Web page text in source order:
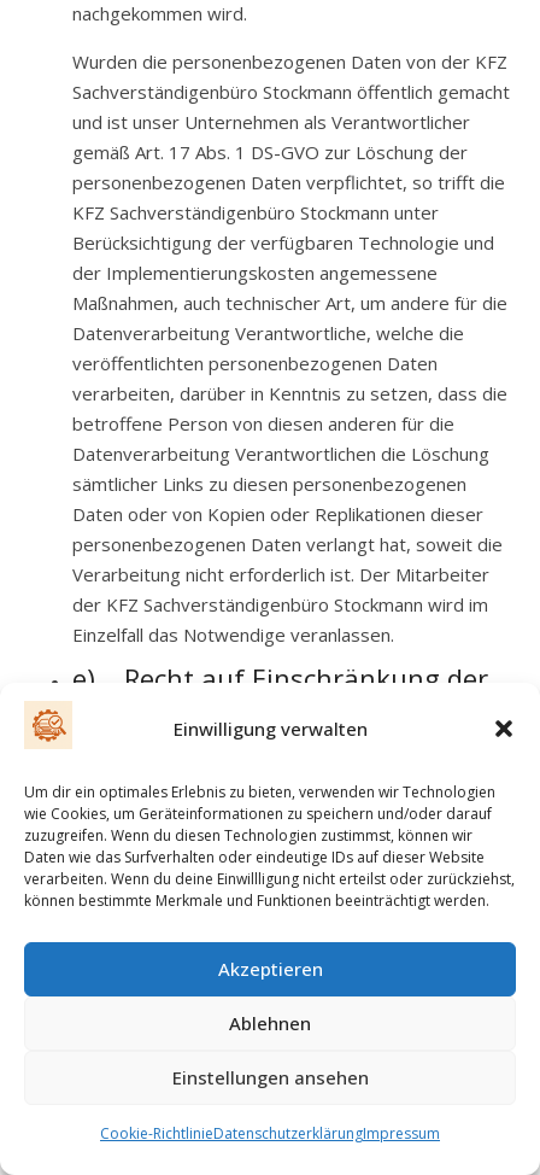
Einwilligung verwalten
Um dir ein optimales Erlebnis zu bieten, verwenden wir Technologien
wie Cookies, um Geräteinformationen zu speichern und/oder darauf
zuzugreifen. Wenn du diesen Technologien zustimmst, können wir
Daten wie das Surfverhalten oder eindeutige IDs auf dieser Website
verarbeiten. Wenn du deine Einwillligung nicht erteilst oder zurückziehst,
können bestimmte Merkmale und Funktionen beeinträchtigt werden.
Akzeptieren
Ablehnen
Einstellungen ansehen
Cookie-RichtlinieDatenschutzerklärungImpressum
nachgekommen wird.
Wurden die personenbezogenen Daten von der KFZ
Sachverständigenbüro Stockmann öffentlich gemacht
und ist unser Unternehmen als Verantwortlicher
gemäß Art. 17 Abs. 1 DS-GVO zur Löschung der
personenbezogenen Daten verpflichtet, so trifft die
KFZ Sachverständigenbüro Stockmann unter
Berücksichtigung der verfügbaren Technologie und
der Implementierungskosten angemessene
Maßnahmen, auch technischer Art, um andere für die
Datenverarbeitung Verantwortliche, welche die
veröffentlichten personenbezogenen Daten
verarbeiten, darüber in Kenntnis zu setzen, dass die
betroffene Person von diesen anderen für die
Datenverarbeitung Verantwortlichen die Löschung
sämtlicher Links zu diesen personenbezogenen
Daten oder von Kopien oder Replikationen dieser
personenbezogenen Daten verlangt hat, soweit die
Verarbeitung nicht erforderlich ist. Der Mitarbeiter
der KFZ Sachverständigenbüro Stockmann wird im
Einzelfall das Notwendige veranlassen.
e) Recht auf Einschränkung der
Verarbeitung
Daten betroffene Person hat das vom Europäischen
Richtlinien- und Verordnungsgeber gewährte Recht,
von dem Verantwortlichen die Einschränkung der
Verarbeitung zu verlangen, wenn eine der folgenden
Die Richtigkeit der personenbezogenen Daten
wird von der betroffenen Person bestritten,
und zwar für eine Dauer, die es dem
personenbezogenen Daten zu überprüfen.
Die Verarbeitung ist unrechtmäßig, die